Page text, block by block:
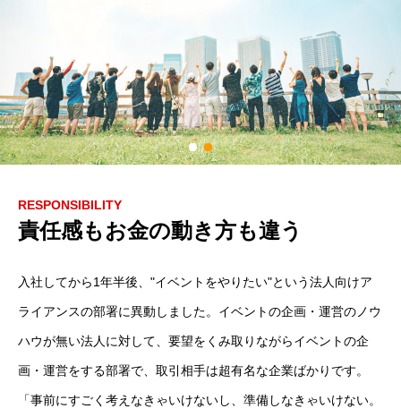
RESPONSIBILITY
責任感もお金の動き方も違う
入社してから1年半後、"イベントをやりたい"という法人向けア
ライアンスの部署に異動しました。イベントの企画・運営のノウ
ハウが無い法人に対して、要望をくみ取りながらイベントの企
画・運営をする部署で、取引相手は超有名な企業ばかりです。
「事前にすごく考えなきゃいけないし、準備しなきゃいけない。